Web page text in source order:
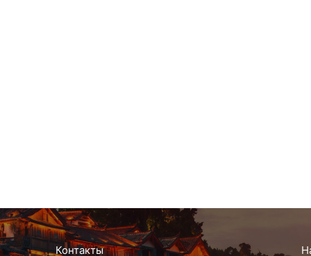
Контакты